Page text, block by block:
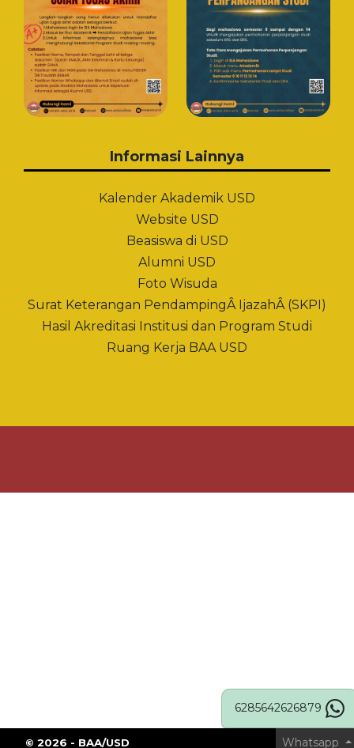
Informasi Lainnya
Kalender Akademik USD
Website USD
Beasiswa di USD
Alumni USD
Foto Wisuda
Surat Keterangan PendampingÂ IjazahÂ (SKPI)
Hasil Akreditasi Institusi dan Program Studi
Ruang Kerja BAA USD
© 2026 - BAA/USD Whatsapp
6285642626879